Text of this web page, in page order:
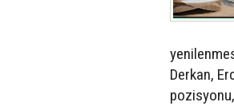
Derkan,